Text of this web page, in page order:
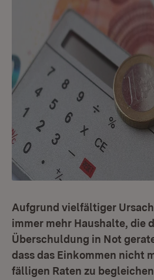
Aufgrund vielfältiger
immer mehr Haushalte, die
Überschuldung in Not
dass das Einkommen nicht
fälligen Raten zu